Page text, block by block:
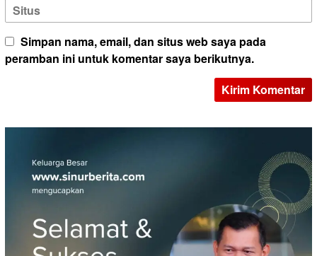
Simpan nama, email, dan situs web saya pada
peramban ini untuk komentar saya berikutnya.